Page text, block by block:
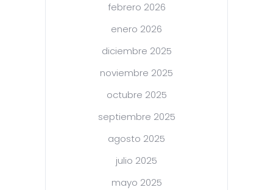
febrero 2026
enero 2026
diciembre 2025
noviembre 2025
octubre 2025
septiembre 2025
agosto 2025
julio 2025
mayo 2025